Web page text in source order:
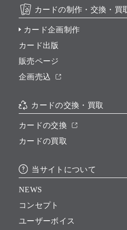
カードの制作・交換・買
カード企画制作
カード出版
販売ページ
企画売込
カードの交換・買取
カードの交換
カードの買取
当サイトについて
NEWS
コンセプト
ユーザーボイス